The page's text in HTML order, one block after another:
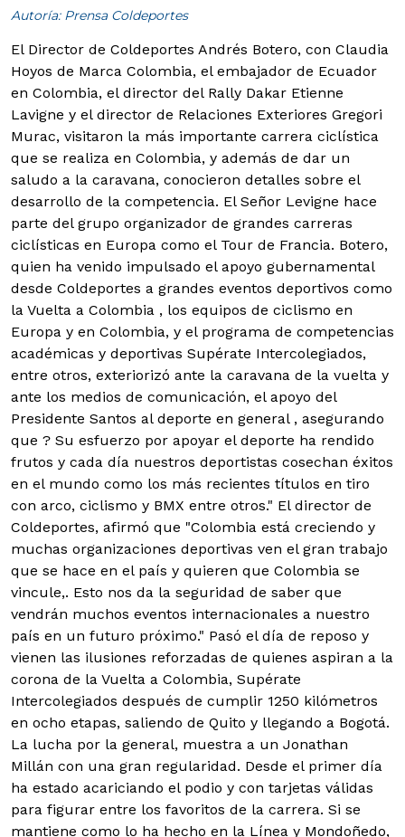
Autoría: Prensa Coldeportes
El Director de Coldeportes Andrés Botero, con Claudia
Hoyos de Marca Colombia, el embajador de Ecuador
en Colombia, el director del Rally Dakar Etienne
Lavigne y el director de Relaciones Exteriores Gregori
Murac, visitaron la más importante carrera ciclística
que se realiza en Colombia, y además de dar un
saludo a la caravana, conocieron detalles sobre el
desarrollo de la competencia. El Señor Levigne hace
parte del grupo organizador de grandes carreras
ciclísticas en Europa como el Tour de Francia. Botero,
quien ha venido impulsado el apoyo gubernamental
desde Coldeportes a grandes eventos deportivos como
la Vuelta a Colombia , los equipos de ciclismo en
Europa y en Colombia, y el programa de competencias
académicas y deportivas Supérate Intercolegiados,
entre otros, exteriorizó ante la caravana de la vuelta y
ante los medios de comunicación, el apoyo del
Presidente Santos al deporte en general , asegurando
que ? Su esfuerzo por apoyar el deporte ha rendido
frutos y cada día nuestros deportistas cosechan éxitos
en el mundo como los más recientes títulos en tiro
con arco, ciclismo y BMX entre otros." El director de
Coldeportes, afirmó que "Colombia está creciendo y
muchas organizaciones deportivas ven el gran trabajo
que se hace en el país y quieren que Colombia se
vincule,. Esto nos da la seguridad de saber que
vendrán muchos eventos internacionales a nuestro
país en un futuro próximo." Pasó el día de reposo y
vienen las ilusiones reforzadas de quienes aspiran a la
corona de la Vuelta a Colombia, Supérate
Intercolegiados después de cumplir 1250 kilómetros
en ocho etapas, saliendo de Quito y llegando a Bogotá.
La lucha por la general, muestra a un Jonathan
Millán con una gran regularidad. Desde el primer día
ha estado acariciando el podio y con tarjetas válidas
para figurar entre los favoritos de la carrera. Si se
mantiene como lo ha hecho en la Línea y Mondoñedo,